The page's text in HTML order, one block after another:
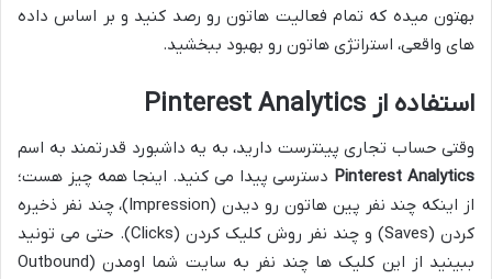
بهتون میده که تمام فعالیت هاتون رو رصد کنید و بر اساس داده
های واقعی، استراتژی هاتون رو بهبود ببخشید.
استفاده از Pinterest Analytics
وقتی حساب تجاری پینترست دارید، به یه داشبورد قدرتمند به اسم
Pinterest Analytics دسترسی پیدا می کنید. اینجا همه چیز هست؛
از اینکه چند نفر پین هاتون رو دیدن (Impression)، چند نفر ذخیره
کردن (Saves) و چند نفر روش کلیک کردن (Clicks). حتی می تونید
ببینید از این کلیک ها چند نفر به سایت شما اومدن (Outbound